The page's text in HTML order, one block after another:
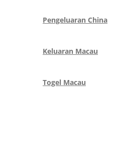
Pengeluaran China
Keluaran Macau
Togel Macau